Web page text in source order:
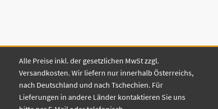
Alle Preise inkl. der gesetzlichen MwSt zzgl.
Versandkosten. Wir liefern nur innerhalb Österreichs,
nach Deutschland und nach Tschechien. Für
Lieferungen in andere Länder kontaktieren Sie uns